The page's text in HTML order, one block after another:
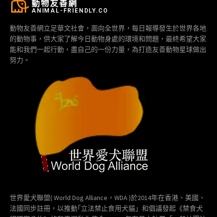
動物友善網
ANIMAL-FRIENDLY.CO
動物友善網立足華文社會，面向全世界，每日報導發生於世界各地
的動物事，供大家了解今日動物身處的環境和問題，最終希望大家
能和我們一起行動，盡自己的一份力量，為打造友善動物星球做出
努力。
世界愛犬聯盟( World Dog Alliance，WDA )於2014年在香港、美國、
法國同步註冊，以推動｢立法禁止食用犬貓」和倡議發起《禁食犬